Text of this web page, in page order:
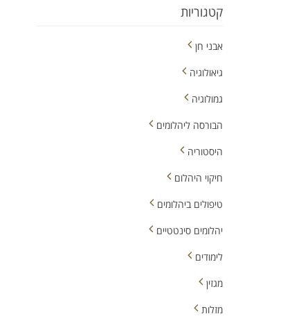
קטגוריות
אבני חן
גיאולוגיה
גמולוגיה
הבורסה ליהלומים
היסטוריה
חיקוי היהלום
טיפולים ביהלומים
יהלומים סינטטיים
לימודים
מגזין
מזלות